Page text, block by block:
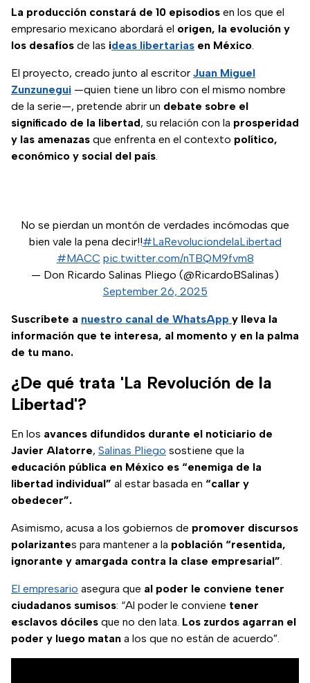
La producción constará de 10 episodios en los que el
empresario mexicano abordará el origen, la evolución y
los desafíos de las ideas libertarias en México.
El proyecto, creado junto al escritor Juan Miguel
Zunzunegui —quien tiene un libro con el mismo nombre
de la serie—, pretende abrir un debate sobre el
significado de la libertad, su relación con la prosperidad
y las amenazas que enfrenta en el contexto político,
económico y social del país.
No se pierdan un montón de verdades incómodas que
bien vale la pena decir!!#LaRevoluciondelaLibertad
#MACC pic.twitter.com/nTBQM9fvm8
— Don Ricardo Salinas Pliego (@RicardoBSalinas)
September 26, 2025
Suscríbete a nuestro canal de WhatsApp y lleva la
información que te interesa, al momento y en la palma
de tu mano.
¿De qué trata 'La Revolución de la
Libertad'?
En los avances difundidos durante el noticiario de
Javier Alatorre, Salinas Pliego sostiene que la
educación pública en México es “enemiga de la
libertad individual” al estar basada en “callar y
obedecer”.
Asimismo, acusa a los gobiernos de promover discursos
polarizantes para mantener a la población “resentida,
ignorante y amargada contra la clase empresarial”.
El empresario asegura que al poder le conviene tener
ciudadanos sumisos: “Al poder le conviene tener
esclavos dóciles que no den lata. Los zurdos agarran el
poder y luego matan a los que no están de acuerdo”.